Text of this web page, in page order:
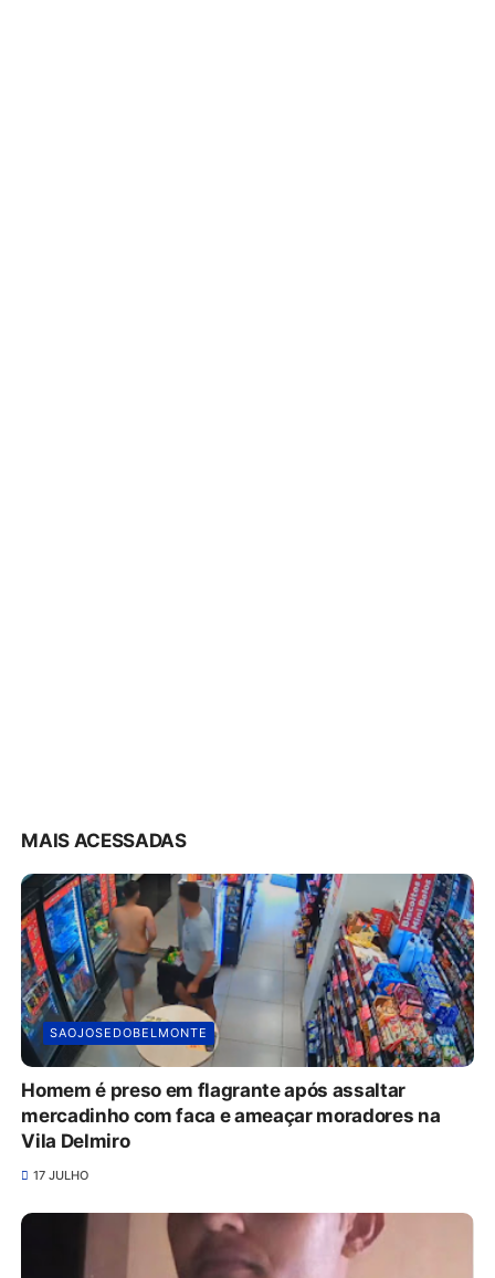
MAIS ACESSADAS
SAOJOSEDOBELMONTE
Homem é preso em flagrante após assaltar
mercadinho com faca e ameaçar moradores na
Vila Delmiro
17 JULHO